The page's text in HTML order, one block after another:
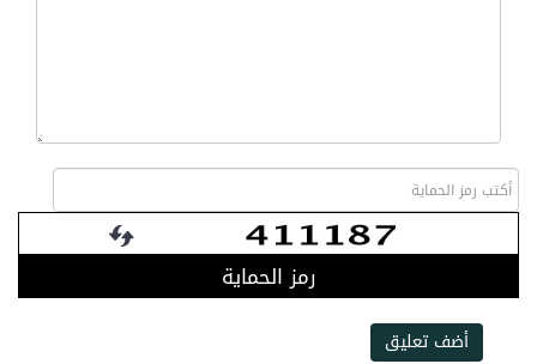
رمز الحماية
أضف تعليق